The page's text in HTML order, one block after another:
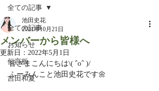
全ての記事
お知らせ
伝言板
吉田和夏
全ての記事
メンバーから皆様へ
池田史花
2021年10月21日
更新日： 2022年5月1日
皆さまこんにちは\( ˆoˆ )/
ふーみんこと池田史花です🌼